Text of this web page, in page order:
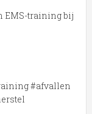
EMS-training bij
#afvallen